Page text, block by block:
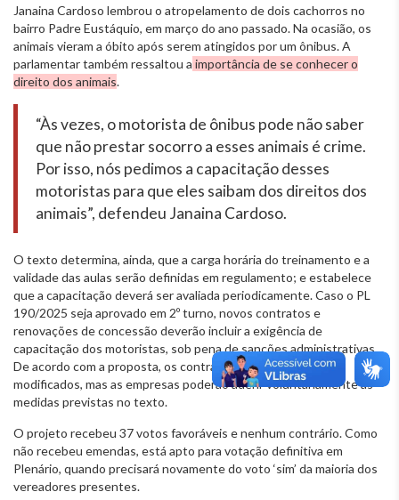
Janaina Cardoso lembrou o atropelamento de dois cachorros no
bairro Padre Eustáquio, em março do ano passado. Na ocasião, os
animais vieram a óbito após serem atingidos por um ônibus. A
parlamentar também ressaltou a importância de se conhecer o
direito dos animais.
“Às vezes, o motorista de ônibus pode não saber
que não prestar socorro a esses animais é crime.
Por isso, nós pedimos a capacitação desses
motoristas para que eles saibam dos direitos dos
animais”, defendeu Janaina Cardoso.
O texto determina, ainda, que a carga horária do treinamento e a
validade das aulas serão definidas em regulamento; e estabelece
que a capacitação deverá ser avaliada periodicamente. Caso o PL
190/2025 seja aprovado em 2º turno, novos contratos e
renovações de concessão deverão incluir a exigência de
capacitação dos motoristas, sob pena de sanções administrativas.
De acordo com a proposta, os contratos atuais não serão
modificados, mas as empresas poderão aderir voluntariamente às
medidas previstas no texto.
O projeto recebeu 37 votos favoráveis e nenhum contrário. Como
não recebeu emendas, está apto para votação definitiva em
Plenário, quando precisará novamente do voto ‘sim’ da maioria dos
vereadores presentes.